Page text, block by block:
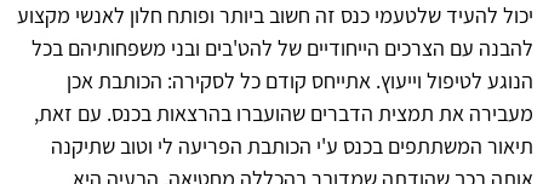
יכול להעיד שלטעמי כנס זה חשוב ביותר ופותח חלון לאנשי מקצוע
להבנה עם הצרכים הייחודיים של להט'בים ובני משפחותיהם בכל
הנוגע לטיפול וייעוץ. אתייחס קודם כל לסקירה: הכותבת אכן
מעבירה את תמצית הדברים שהועברו בהרצאות בכנס. עם זאת,
תיאור המשתתפים בכנס ע'י הכותבת הפריעה לי וטוב שתיקנה